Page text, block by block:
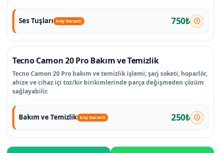
Ses Tuşları 6 Ay Garanti 750₺
Tecno Camon 20 Pro Bakım ve Temizlik
Tecno Camon 20 Pro bakım ve temizlik işlemi; şarj soketi, hoparlör,
ahize ve cihaz içi toz/kir birikimlerinde parça değişmeden çözüm
sağlayabilir.
Bakım ve Temizlik 6 Ay Garanti 250₺